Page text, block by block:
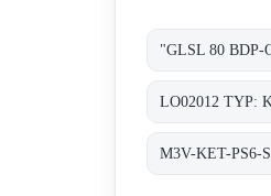
M3V-KET-PS6-S